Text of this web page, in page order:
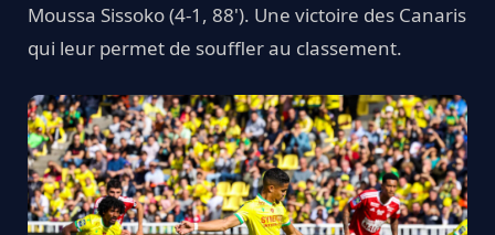
Moussa Sissoko (4-1, 88'). Une victoire des Canaris
qui leur permet de souffler au classement.